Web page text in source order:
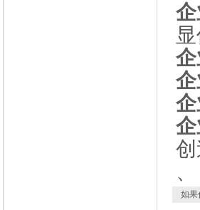
企
企
企
企
企
、
如果